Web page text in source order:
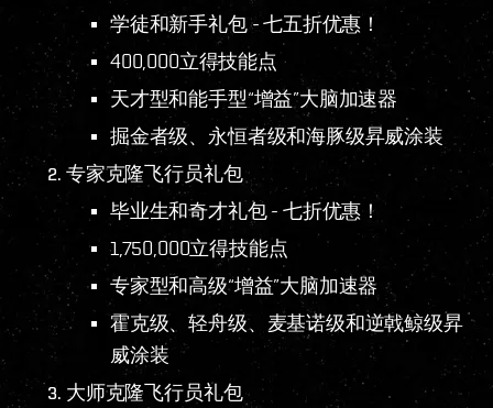
学徒和新手礼包 - 七五折优惠！
400,000立得技能点
天才型和能手型“增益”大脑加速器
掘金者级、永恒者级和海豚级昇威涂装
专家克隆飞行员礼包
毕业生和奇才礼包 - 七折优惠！
1,750,000立得技能点
专家型和高级“增益”大脑加速器
霍克级、轻舟级、麦基诺级和逆戟鲸级昇
威涂装
大师克隆飞行员礼包